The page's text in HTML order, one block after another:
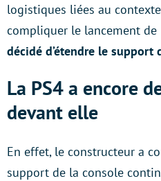
logistiques liées au
compliquer le lancement de
décidé d’étendre le support
La PS4 a encore
devant elle
En effet, le constructeur a
support de la console